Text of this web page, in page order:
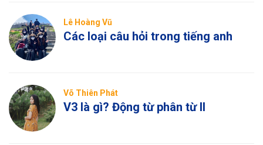
Lê Hoàng Vũ
Các loại câu hỏi trong tiếng anh
Võ Thiên Phát
V3 là gì? Động từ phân từ II